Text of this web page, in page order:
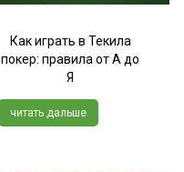
Как играть в Текила
покер: правила от А до
Я
читать дальше